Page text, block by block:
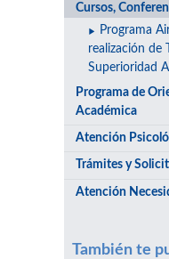
Cursos,
Programa
realización de
Superioridad
Programa de
Académica
Atención
Trámites y
Atención
También te